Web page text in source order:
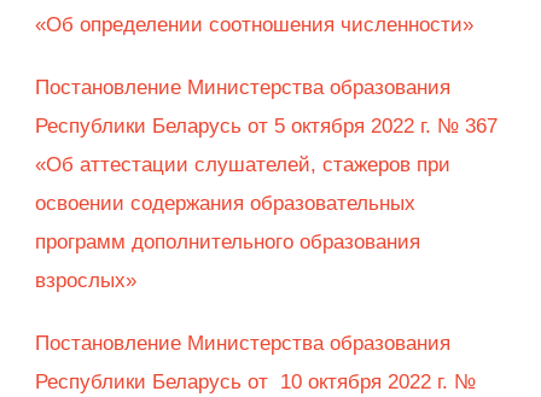
«Об определении соотношения численности»
Постановление Министерства образования
Республики Беларусь от 5 октября 2022 г. № 367
«Об аттестации слушателей, стажеров при
освоении содержания образовательных
программ дополнительного образования
взрослых»
Постановление Министерства образования
Республики Беларусь от 10 октября 2022 г. №